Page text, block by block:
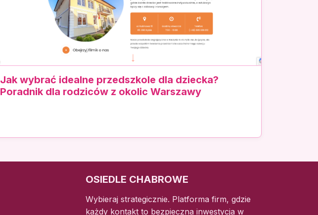
Jak wybrać idealne przedszkole dla dziecka?
Poradnik dla rodziców z okolic Warszawy
OSIEDLE CHABROWE
Wybieraj strategicznie. Platforma firm, gdzie
każdy kontakt to bezpieczna inwestycja w